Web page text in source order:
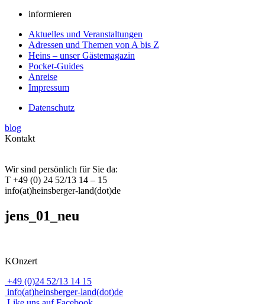
informieren
Aktuelles und Veranstaltungen
Adressen und Themen von A bis Z
Heins – unser Gästemagazin
Pocket-Guides
Anreise
Impressum
Datenschutz
blog
Kontakt
Wir sind persönlich für Sie da:
T +49 (0) 24 52/13 14 – 15
info(at)heinsberger-land(dot)de
jens_01_neu
KOnzert
+49 (0)24 52/13 14 15
info(at)heinsberger-land(dot)de